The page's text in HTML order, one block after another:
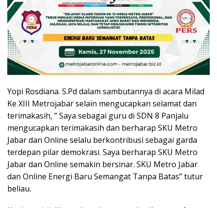
Yopi Rosdiana. S.Pd dalam sambutannya di acara Milad
Ke XIII Metrojabar selain mengucapkan selamat dan
terimakasih, ” Saya sebagai guru di SDN 8 Panjalu
mengucapkan terimakasih dan berharap SKU Metro
Jabar dan Online selalu berkontribusi sebagai garda
terdepan pilar demokrasi. Saya berharap SKU Metro
Jabar dan Online semakin bersinar. SKU Metro Jabar
dan Online Energi Baru Semangat Tanpa Batas” tutur
beliau.